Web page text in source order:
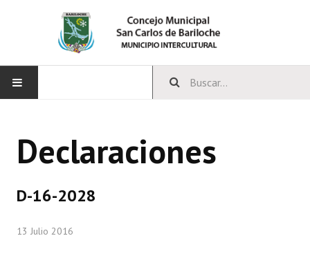
CONCEJO
Declaraciones
D-16-2028
13 Julio 2016